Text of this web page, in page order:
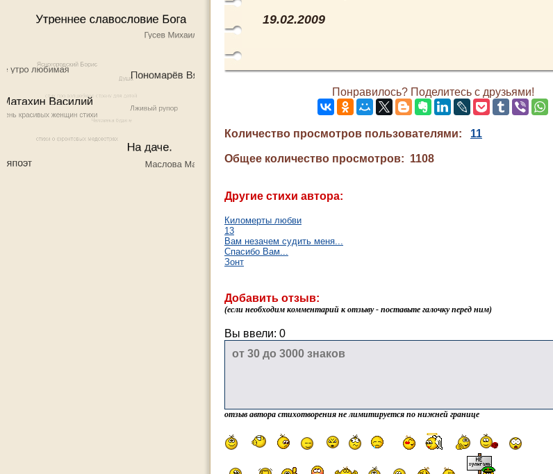
19.02.2009
Понравилось? Поделитесь с друзьями!
Количество просмотров пользователями: 11
Общее количество просмотров: 1108
Другие стихи автора:
Киломерты любви
13
Вам незачем судить меня...
Спасибо Вам...
Зонт
Добавить отзыв:
(если необходим комментарий к отзыву - поставьте галочку перед ним)
Вы ввели: 0
отзыв автора стихотворения не лимитируется по нижней границе